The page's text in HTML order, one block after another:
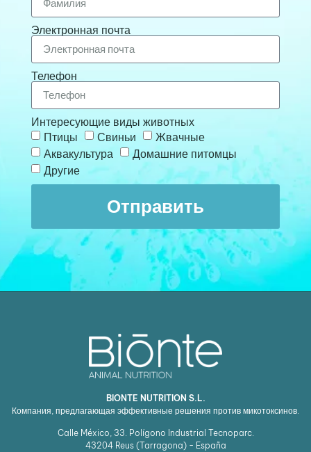
Электронная почта
Телефон
Интересующие виды животных
Птицы
Свиньи
Жвачные
Аквакультура
Домашние питомцы
Другие
Отправить
BIONTE NUTRITION S.L.
Компания, предлагающая эффективные решения против микотоксинов.
Calle México, 33. Polígono Industrial Tecnoparc.
43204 Reus (Tarragona) - España